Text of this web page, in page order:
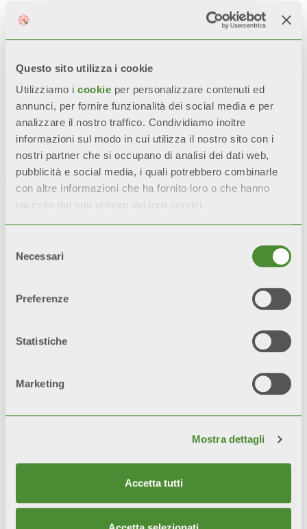
Questo sito utilizza i cookie
Utilizziamo i cookie per personalizzare contenuti ed
annunci, per fornire funzionalità dei social media e per
analizzare il nostro traffico. Condividiamo inoltre
informazioni sul modo in cui utilizza il nostro sito con i
nostri partner che si occupano di analisi dei dati web,
pubblicità e social media, i quali potrebbero combinarle
con altre informazioni che ha fornito loro o che hanno
raccolto dal suo utilizzo dei loro servizi.
delNecessari
Preferenze
Statistiche
Marketing
Mostra dettagli
Accetta tutti
Fondital Care 5
Fondital Care 7
165*
*Tutti i prezzi sono compresi di IVA.
QUALI PRODOTTI POSSONO
BENEFICIARE DI FONDITAL
CARE?
FONDITAL CARE può essere applicata a tutte le
di garanzia FONDITAL CARE 5 senza
dall’estensione base a FONDITAL CARE 7 dovrà
inclusa).
MAGGIORI INFO?